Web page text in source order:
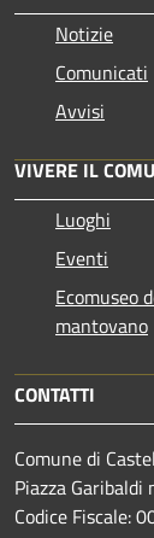
Notizie
Comunicati
Avvisi
VIVERE IL
Luoghi
Eventi
Ecomuseo
mantovano
CONTATTI
Comune di
Piazza
Codice Fiscale: